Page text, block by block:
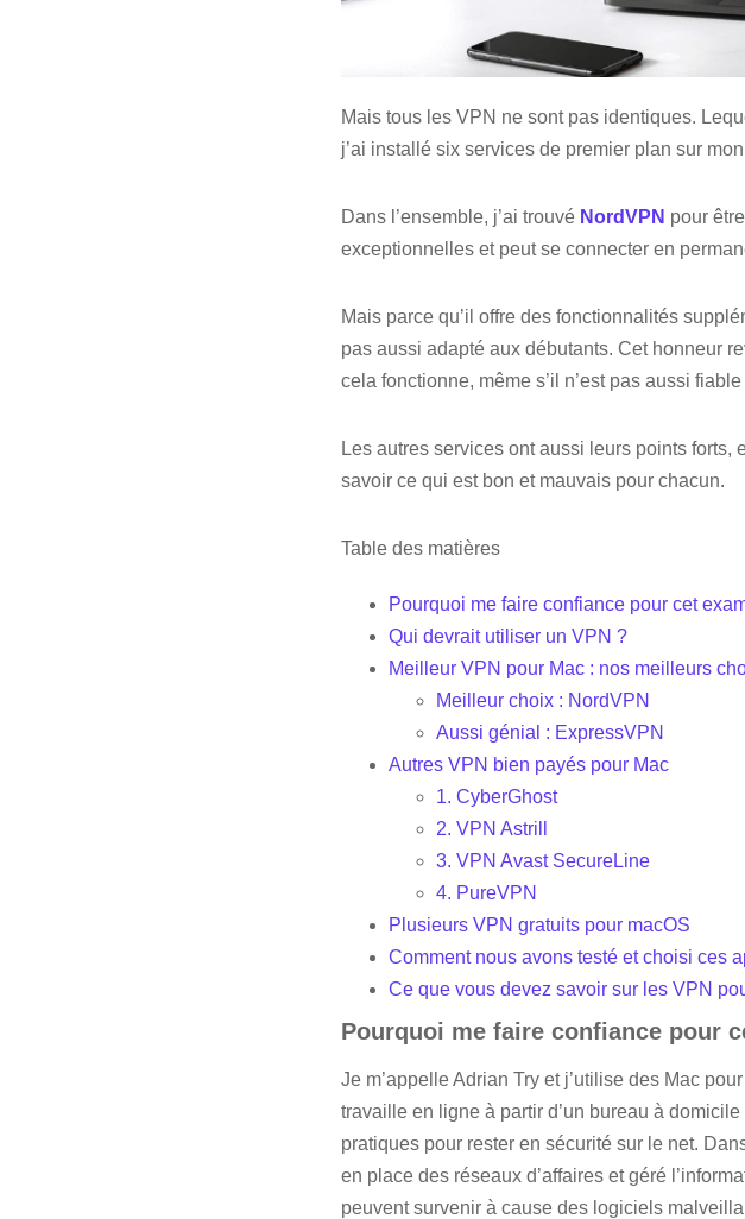
Mais tous les VPN ne sont pas identiques.
j’ai installé six services de premier plan sur
Dans l’ensemble, j’ai trouvé NordVPN pour
exceptionnelles et peut se connecter en
Mais parce qu’il offre des fonctionnalités
pas aussi adapté aux débutants. Cet honneur
cela fonctionne, même s’il n’est pas aussi
Les autres services ont aussi leurs points forts,
savoir ce qui est bon et mauvais pour chacun.
Table des matières
Pourquoi me faire confiance pour cet
Qui devrait utiliser un VPN ?
Meilleur VPN pour Mac : nos meilleurs
Meilleur choix : NordVPN
Aussi génial : ExpressVPN
Autres VPN bien payés pour Mac
1. CyberGhost
2. VPN Astrill
3. VPN Avast SecureLine
4. PureVPN
Plusieurs VPN gratuits pour macOS
Comment nous avons testé et choisi ces
Ce que vous devez savoir sur les VPN
Pourquoi me faire confiance pour
Je m’appelle Adrian Try et j’utilise des Mac
travaille en ligne à partir d’un bureau à
pratiques pour rester en sécurité sur le net.
en place des réseaux d’affaires et géré
peuvent survenir à cause des logiciels